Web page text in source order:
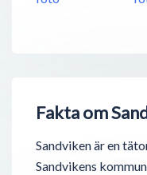
Fakta om
Sandviken är en
Sandvikens